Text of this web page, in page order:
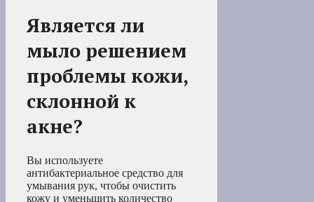
Является ли
мыло решением
проблемы кожи,
склонной к
акне?
Вы используете
антибактериальное средство для
умывания рук, чтобы очистить
кожу и уменьшить количество